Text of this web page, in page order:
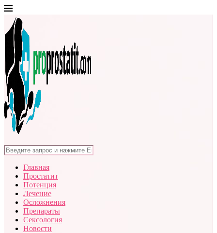
Главная
Простатит
Потенция
Лечение
Осложнения
Препараты
Сексология
Новости